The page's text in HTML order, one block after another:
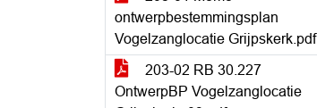
ontwerpbestemmingsplan
Vogelzanglocatie Grijpskerk.pdf
203-02 RB 30.227
OntwerpBP Vogelzanglocatie